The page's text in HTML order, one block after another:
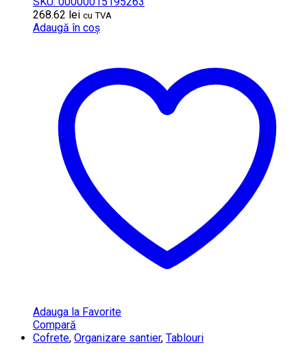
268.62 lei cu TVA
Adaugă în coș
Adauga la Favorite
Compară
Cofrete, Organizare santier, Tablouri